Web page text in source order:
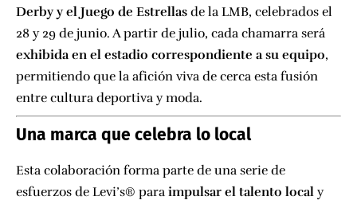
Derby y el Juego de Estrellas de la LMB, celebrados el
28 y 29 de junio. A partir de julio, cada chamarra será
exhibida en el estadio correspondiente a su equipo,
permitiendo que la afición viva de cerca esta fusión
entre cultura deportiva y moda.
Una marca que celebra lo local
Esta colaboración forma parte de una serie de
esfuerzos de Levi’s® para impulsar el talento local y